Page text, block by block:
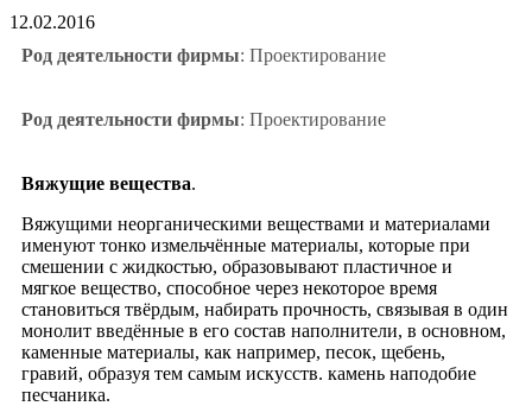
12.02.2016
Род деятельности фирмы: Проектирование
Род деятельности фирмы: Проектирование
Вяжущие вещества.
Вяжущими неорганическими веществами и материалами
именуют тонко измельчённые материалы, которые при
смешении с жидкостью, образовывают пластичное и
мягкое вещество, способное через некоторое время
становиться твёрдым, набирать прочность, связывая в один
монолит введённые в его состав наполнители, в основном,
каменные материалы, как например, песок, щебень,
гравий, образуя тем самым искусств. камень наподобие
песчаника.